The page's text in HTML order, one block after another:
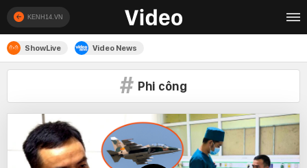
KENH14.VN
ShowLive Video News
Phi công